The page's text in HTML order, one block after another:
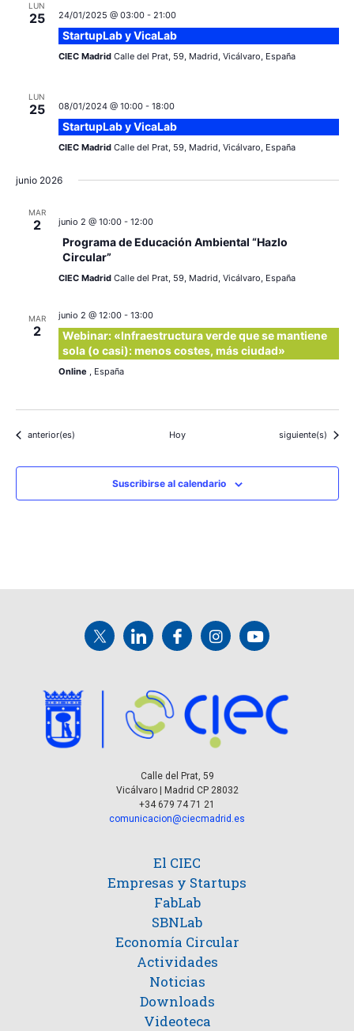
LUN
25 24/01/2025 @ 03:00- 21:00
StartupLab y VicaLab
CIEC Madrid Calle del Prat, 59, Madrid, Vicálvaro, España
LUN
25 08/01/2024 @ 10:00- 18:00
StartupLab y VicaLab
CIEC Madrid Calle del Prat, 59, Madrid, Vicálvaro, España
junio 2026
MAR
2 junio 2 @ 10:00- 12:00
Programa de Educación Ambiental “Hazlo
Circular”
CIEC Madrid Calle del Prat, 59, Madrid, Vicálvaro, España
MAR
2
junio 2 @ 12:00- 13:00
Webinar: «Infraestructura verde que se mantiene
sola (o casi): menos costes, más ciudad»
Online , España
Eventos
anterior(es) Hoy Eventos
siguiente(s)
Suscribirse al calendario
Calle del Prat, 59
Vicálvaro | Madrid CP 28032
+34 679 74 71 21
comunicacion@ciecmadrid.es
El CIEC
Empresas y Startups
FabLab
SBNLab
Economía Circular
Actividades
Noticias
Downloads
Videoteca